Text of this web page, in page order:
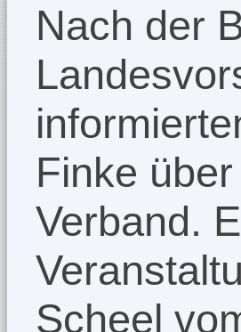
Nach der
Finke
Verband.
Scheel